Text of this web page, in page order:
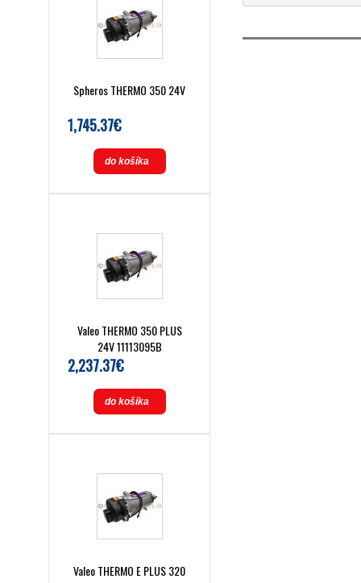
Spheros THERMO 350 24V
1,745.37€
do košíka
Valeo THERMO 350 PLUS
24V 11113095B
2,237.37€
do košíka
Valeo THERMO E PLUS 320